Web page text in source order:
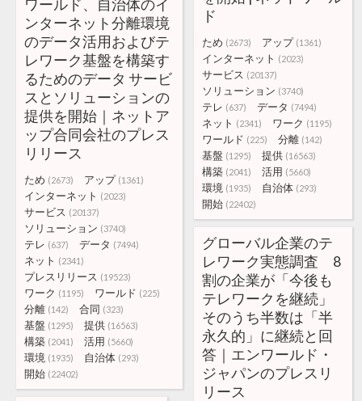
ド
ため (2673) アップ (1361)
インターネット (2023)
サービス (20137)
ソリューション (3740)
テレ (637) データ (7494)
ネット (2341) ワーク (1195)
ワールド (225) 分離 (142)
基盤 (1295) 提供 (16563)
構築 (2041) 活用 (5660)
環境 (1935) 自治体 (293)
開始 (22402)
ワールド、自治体のイ
ンターネット分離環境
のデータ活用およびテ
レワーク基盤を構築す
るためのデータ サービ
スとソリューションの
提供を開始｜ネットア
ップ合同会社のプレス
リリース
ため (2673) アップ (1361)
インターネット (2023)
サービス (20137)
ソリューション (3740)
テレ (637) データ (7494)
ネット (2341)
プレスリリース (19523)
ワーク (1195) ワールド (225)
分離 (142) 合同 (323)
基盤 (1295) 提供 (16563)
構築 (2041) 活用 (5660)
環境 (1935) 自治体 (293)
開始 (22402)
グローバル企業のテ
レワーク実態調査 8
割の企業が「今後も
テレワークを継続」
そのうち半数は「半
永久的」に継続と回
答｜エンワールド・
ジャパンのプレスリ
リース